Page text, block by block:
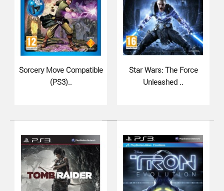
Tomb Raider Underworld для PlayStation 3 от Eidos
возобновляет игру с того места, на котором останов..
Sorcery Move Compatible
(PS3)..
Star Wars: The Force
Unleashed ..